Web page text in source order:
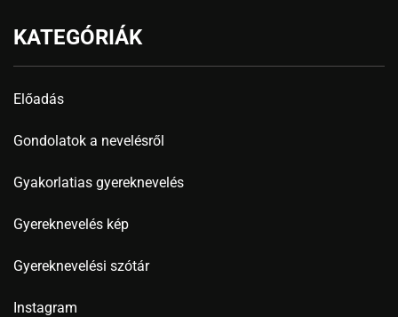
KATEGÓRIÁK
Előadás
Gondolatok a nevelésről
Gyakorlatias gyereknevelés
Gyereknevelés kép
Gyereknevelési szótár
Instagram